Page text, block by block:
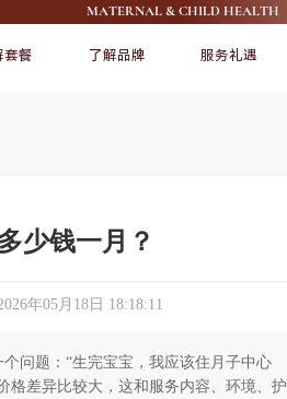
MATERNAL & CHILD HEALTH
服务礼遇
宠爱宝宝
了解品牌
了解爱帝宫
套餐
少钱一月？
年05月18日 18:18:11
问题：“生完宝宝，我应该住月子中心
格差异比较大，这和服务内容、环境、护